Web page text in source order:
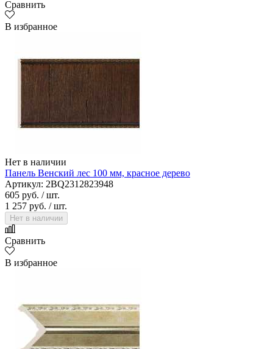
Сравнить
В избранное
Нет в наличии
Панель Венский лес 100 мм, красное дерево
Артикул: 2BQ2312823948
605 руб. / шт.
1 257 руб. / шт.
Нет в наличии
Сравнить
В избранное